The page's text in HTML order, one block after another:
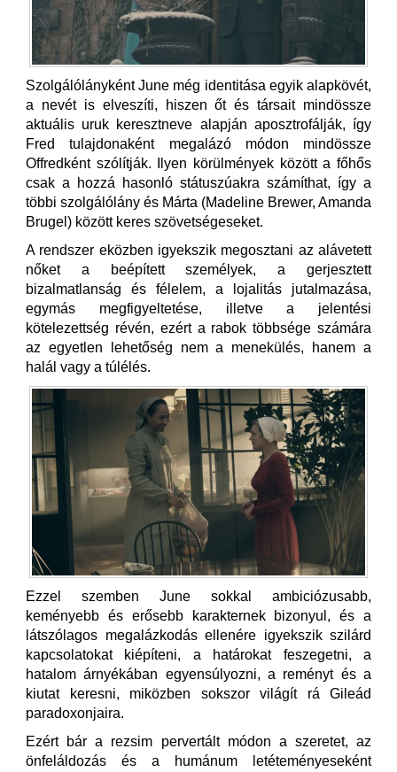
Szolgálólányként June még identitása egyik alapkövét,
a nevét is elveszíti, hiszen őt és társait mindössze
aktuális uruk keresztneve alapján aposztrofálják, így
Fred tulajdonaként megalázó módon mindössze
Offredként szólítják. Ilyen körülmények között a főhős
csak a hozzá hasonló státuszúakra számíthat, így a
többi szolgálólány és Márta (Madeline Brewer, Amanda
Brugel) között keres szövetségeseket.
A rendszer eközben igyekszik megosztani az alávetett
nőket a beépített személyek, a gerjesztett
bizalmatlanság és félelem, a lojalitás jutalmazása,
egymás megfigyeltetése, illetve a jelentési
kötelezettség révén, ezért a rabok többsége számára
az egyetlen lehetőség nem a menekülés, hanem a
halál vagy a túlélés.
Ezzel szemben June sokkal ambiciózusabb,
keményebb és erősebb karakternek bizonyul, és a
látszólagos megalázkodás ellenére igyekszik szilárd
kapcsolatokat kiépíteni, a határokat feszegetni, a
hatalom árnyékában egyensúlyozni, a reményt és a
kiutat keresni, miközben sokszor világít rá Gileád
paradoxonjaira.
Ezért bár a rezsim pervertált módon a szeretet, az
önfeláldozás és a humánum letéteményeseként